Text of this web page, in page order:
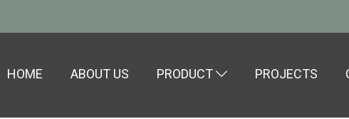
HOME ABOUT US PRODUCT PROJECTS